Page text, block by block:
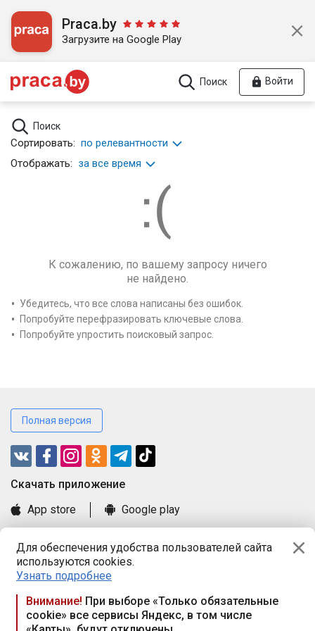
Для обеспечения удобства пользователей сайта
используются cookies.
Узнать подробнее
Внимание! При выборе «Только обязательные
cookie» все сервисы Яндекс, в том числе
Praca.by
Загрузите на Google Play
Поиск Войти
Поиск
Сортировать: по релевантности
Отображать: за все время
К сожалению, по вашему запросу ничего
не найдено.
Убедитесь, что все слова написаны без ошибок.
Попробуйте перефразировать ключевые слова.
Попробуйте упростить поисковый запрос.
Полная версия
Cкачать приложение
App store
Google play
Книга замечаний и предложений
Правила и документы
Praca.by © 2000—2026, ООО «ПРАЦА БАЙ»
Республика Беларусь, 220114, г. Минск, пр-т Независимости
117а, пом. № 9.